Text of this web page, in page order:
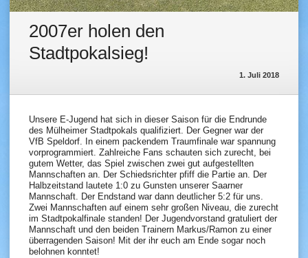
2007er holen den
Stadtpokalsieg!
1. Juli 2018
Unsere E-Jugend hat sich in dieser Saison für die Endrunde
des Mülheimer Stadtpokals qualifiziert. Der Gegner war der
VfB Speldorf. In einem packendem Traumfinale war spannung
vorprogrammiert. Zahlreiche Fans schauten sich zurecht, bei
gutem Wetter, das Spiel zwischen zwei gut aufgestellten
Mannschaften an. Der Schiedsrichter pfiff die Partie an. Der
Halbzeitstand lautete 1:0 zu Gunsten unserer Saarner
Mannschaft. Der Endstand war dann deutlicher 5:2 für uns.
Zwei Mannschaften auf einem sehr großen Niveau, die zurecht
im Stadtpokalfinale standen! Der Jugendvorstand gratuliert der
Mannschaft und den beiden Trainern Markus/Ramon zu einer
überragenden Saison! Mit der ihr euch am Ende sogar noch
belohnen konntet!